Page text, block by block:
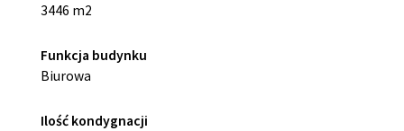
3446 m2
Funkcja budynku
Biurowa
Ilość kondygnacji